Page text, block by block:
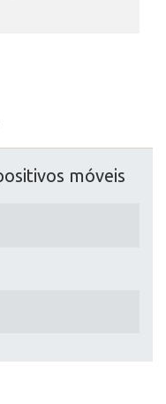
móveis